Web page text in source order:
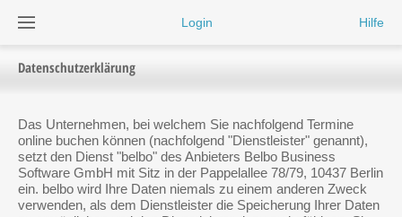
Login Hilfe
Datenschutzerklärung
Das Unternehmen, bei welchem Sie nachfolgend Termine
online buchen können (nachfolgend "Dienstleister" genannt),
setzt den Dienst "belbo" des Anbieters Belbo Business
Software GmbH mit Sitz in der Pappelallee 78/79, 10437 Berlin
ein. belbo wird Ihre Daten niemals zu einem anderen Zweck
verwenden, als dem Dienstleister die Speicherung Ihrer Daten